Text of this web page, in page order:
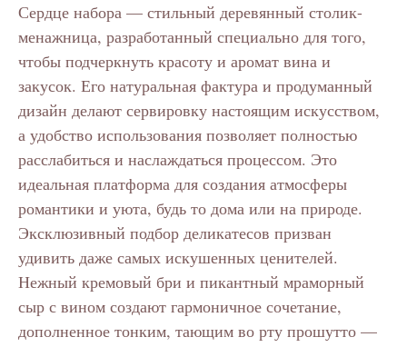
Сердце набора — стильный деревянный столик-
менажница, разработанный специально для того,
чтобы подчеркнуть красоту и аромат вина и
закусок. Его натуральная фактура и продуманный
дизайн делают сервировку настоящим искусством,
а удобство использования позволяет полностью
расслабиться и наслаждаться процессом. Это
идеальная платформа для создания атмосферы
романтики и уюта, будь то дома или на природе.
Эксклюзивный подбор деликатесов призван
удивить даже самых искушенных ценителей.
Нежный кремовый бри и пикантный мраморный
сыр с вином создают гармоничное сочетание,
дополненное тонким, тающим во рту прошутто —